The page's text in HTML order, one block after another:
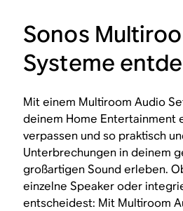
Sonos
Systeme
Mit einem Multiroom Audio
deinem Home Entertainment
verpassen und so praktisch
Unterbrechungen in deinem
großartigen Sound erleben.
einzelne Speaker oder
entscheidest: Mit Multiroom